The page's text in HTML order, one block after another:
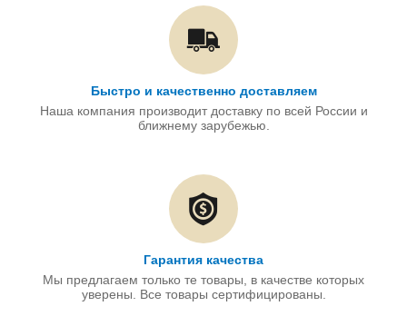
Быстро и качественно доставляем
Наша компания производит доставку по всей России и
ближнему зарубежью.
Гарантия качества
Мы предлагаем только те товары, в качестве которых
уверены. Все товары сертифицированы.